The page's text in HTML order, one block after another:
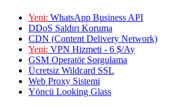
Yeni: WhatsApp Business API
DDoS Saldırı Koruma
CDN (Content Delivery Network)
Yeni: VPN Hizmeti - 6 $/Ay
GSM Operatör Sorgulama
Ücretsiz Wildcard SSL
Web Proxy Sistemi
Yöncü Looking Glass